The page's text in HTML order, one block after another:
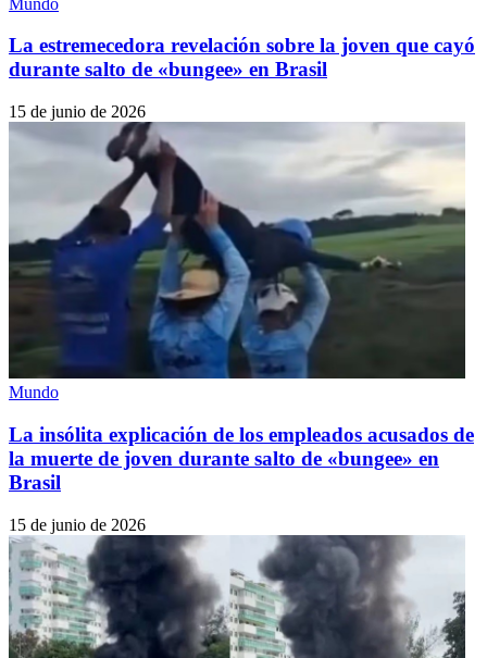
La estremecedora revelación sobre la joven que cayó
durante salto de «bungee» en Brasil
15 de junio de 2026
Mundo
La insólita explicación de los empleados acusados de
la muerte de joven durante salto de «bungee» en
Brasil
15 de junio de 2026